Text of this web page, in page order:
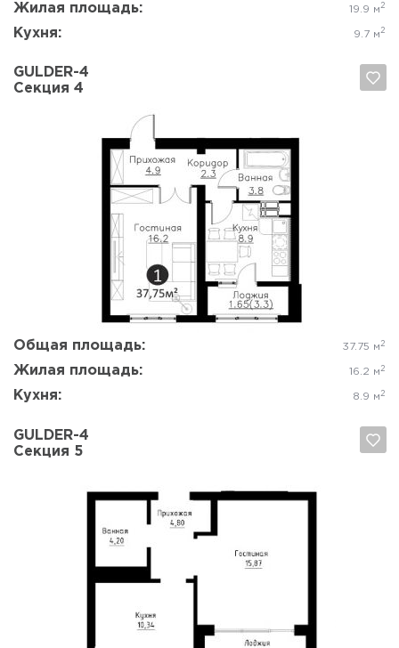
Жилая площадь: 19.9 м 2
Кухня: 9.7 м 2
GULDER-4
Секция 4
Общая площадь: 37.75 м 2
Жилая площадь: 16.2 м 2
Кухня: 8.9 м 2
Да, удалить Отмена
GULDER-4
Секция 5